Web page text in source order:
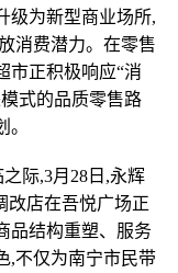
级为新型商业场所,
消费潜力。在零售
市正积极响应“消
式的品质零售路
际,3月28日,永辉
改店在吾悦广场正
品结构重塑、服务
,不仅为南宁市民带